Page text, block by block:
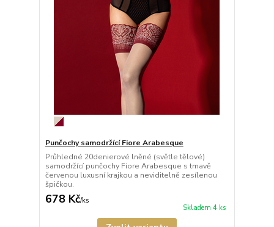
Punčochy samodržící Fiore Arabesque
Průhledné 20denierové lněné (světle tělové)
samodržící punčochy Fiore Arabesque s tmavě
červenou luxusní krajkou a neviditelně zesílenou
špičkou.
678 Kč/ks
Skladem 4 ks